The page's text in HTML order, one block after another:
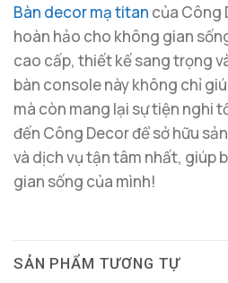
Bàn decor mạ titan của Công
hoàn hảo cho không gian
cao cấp, thiết kế sang trọng
bàn console này không chỉ
mà còn mang lại sự tiện nghi
đến Công Decor để sở hữu
và dịch vụ tận tâm nhất, giúp
gian sống của mình!
SẢN PHẨM TƯƠNG TỰ